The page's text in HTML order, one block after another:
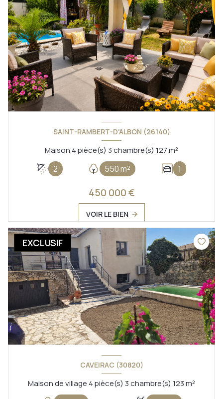
SAINT-RAMBERT-D'ALBON (26140)
Maison 4 pièce(s) 3 chambre(s) 127 m²
2 550 m² 1
450 000 €
VOIR LE BIEN
EXCLUSIF
CAVEIRAC (30820)
Maison de village 4 pièce(s) 3 chambre(s) 123 m²